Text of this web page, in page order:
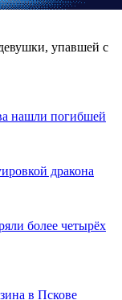
упавшей с
нашли погибшей
дракона
более четырёх
в Пскове